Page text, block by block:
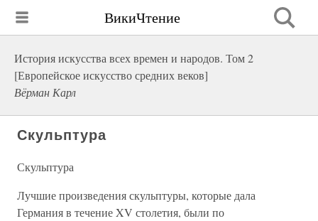
ВикиЧтение
История искусства всех времен и народов. Том 2
[Европейское искусство средних веков]
Вёрман Карл
Скульптура
Скульптура
Лучшие произведения скульптуры, которые дала
Германия в течение XV столетия, были по